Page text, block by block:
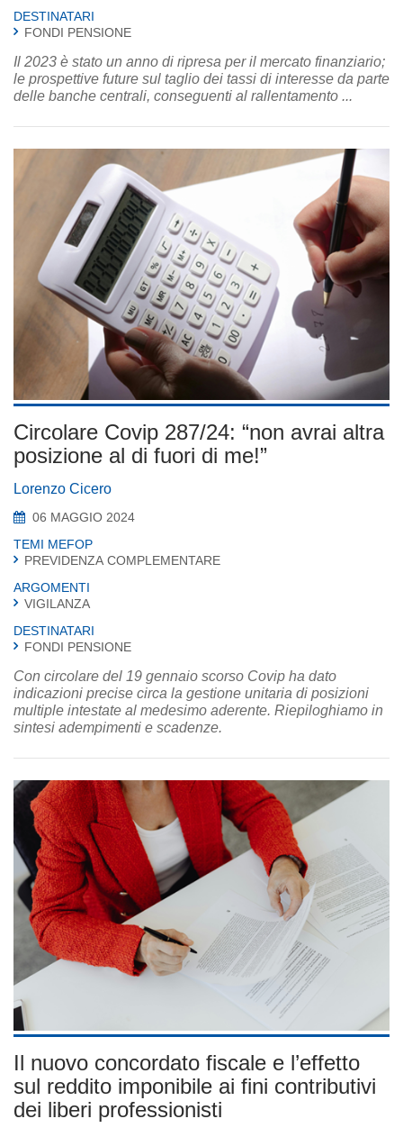
DESTINATARI
FONDI PENSIONE
Il 2023 è stato un anno di ripresa per il mercato finanziario;
le prospettive future sul taglio dei tassi di interesse da parte
delle banche centrali, conseguenti al rallentamento ...
Circolare Covip 287/24: “non avrai altra
posizione al di fuori di me!”
Lorenzo Cicero
06 MAGGIO 2024
TEMI MEFOP
PREVIDENZA COMPLEMENTARE
ARGOMENTI
VIGILANZA
DESTINATARI
FONDI PENSIONE
Con circolare del 19 gennaio scorso Covip ha dato
indicazioni precise circa la gestione unitaria di posizioni
multiple intestate al medesimo aderente. Riepiloghiamo in
sintesi adempimenti e scadenze.
Il nuovo concordato fiscale e l’effetto
sul reddito imponibile ai fini contributivi
dei liberi professionisti